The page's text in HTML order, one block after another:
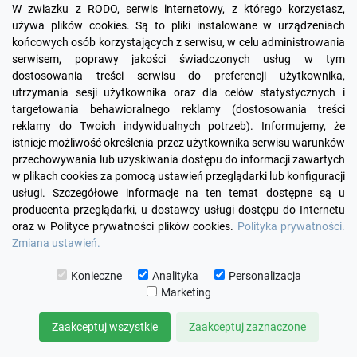
FacebookYouTubePinterest
W zwiazku z RODO, serwis internetowy, z którego korzystasz,
używa plików cookies. Są to pliki instalowane w urządzeniach
końcowych osób korzystających z serwisu, w celu administrowania
serwisem, poprawy jakości świadczonych usług w tym
dostosowania treści serwisu do preferencji użytkownika,
utrzymania sesji użytkownika oraz dla celów statystycznych i
targetowania behawioralnego reklamy (dostosowania treści
reklamy do Twoich indywidualnych potrzeb). Informujemy, że
istnieje możliwość określenia przez użytkownika serwisu warunków
przechowywania lub uzyskiwania dostępu do informacji zawartych
w plikach cookies za pomocą ustawień przeglądarki lub konfiguracji
usługi. Szczegółowe informacje na ten temat dostępne są u
producenta przeglądarki, u dostawcy usługi dostępu do Internetu
oraz w Polityce prywatności plików cookies. Polityka prywatności.
Zmiana ustawień.
Konieczne Analityka
Personalizacja
Marketing
Zaakceptuj wszystkie Zaakceptuj zaznaczone
PRODUKTY 
INFORMACJE 